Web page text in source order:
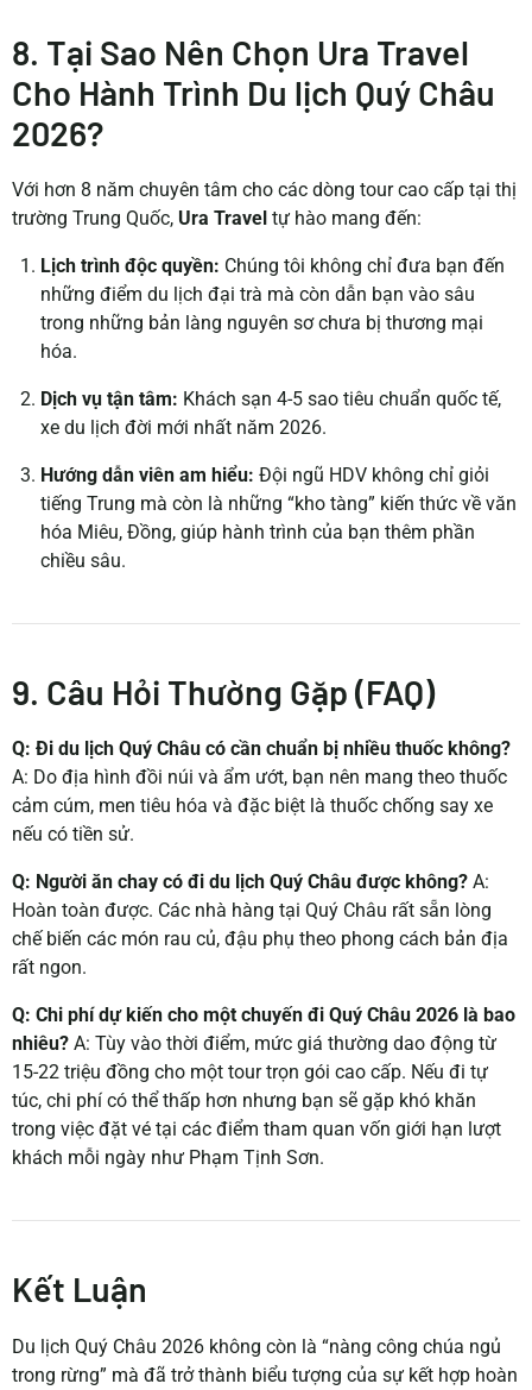
8. Tại Sao Nên Chọn Ura Travel
Cho Hành Trình Du lịch Quý Châu
2026?
Với hơn 8 năm chuyên tâm cho các dòng tour cao cấp tại thị
trường Trung Quốc, Ura Travel tự hào mang đến:
Lịch trình độc quyền: Chúng tôi không chỉ đưa bạn đến
những điểm du lịch đại trà mà còn dẫn bạn vào sâu
trong những bản làng nguyên sơ chưa bị thương mại
hóa.
Dịch vụ tận tâm: Khách sạn 4-5 sao tiêu chuẩn quốc tế,
xe du lịch đời mới nhất năm 2026.
Hướng dẫn viên am hiểu: Đội ngũ HDV không chỉ giỏi
tiếng Trung mà còn là những “kho tàng” kiến thức về văn
hóa Miêu, Đồng, giúp hành trình của bạn thêm phần
chiều sâu.
9. Câu Hỏi Thường Gặp (FAQ)
Q: Đi du lịch Quý Châu có cần chuẩn bị nhiều thuốc không?
A: Do địa hình đồi núi và ẩm ướt, bạn nên mang theo thuốc
cảm cúm, men tiêu hóa và đặc biệt là thuốc chống say xe
nếu có tiền sử.
Q: Người ăn chay có đi du lịch Quý Châu được không? A:
Hoàn toàn được. Các nhà hàng tại Quý Châu rất sẵn lòng
chế biến các món rau củ, đậu phụ theo phong cách bản địa
rất ngon.
Q: Chi phí dự kiến cho một chuyến đi Quý Châu 2026 là bao
nhiêu? A: Tùy vào thời điểm, mức giá thường dao động từ
15-22 triệu đồng cho một tour trọn gói cao cấp. Nếu đi tự
túc, chi phí có thể thấp hơn nhưng bạn sẽ gặp khó khăn
trong việc đặt vé tại các điểm tham quan vốn giới hạn lượt
khách mỗi ngày như Phạm Tịnh Sơn.
Kết Luận
Du lịch Quý Châu 2026 không còn là “nàng công chúa ngủ
trong rừng” mà đã trở thành biểu tượng của sự kết hợp hoàn